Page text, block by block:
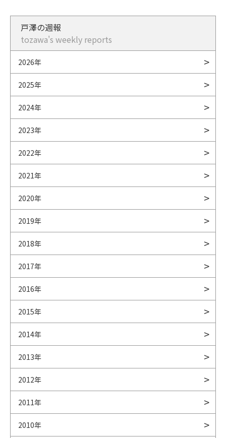
戸澤の週報
tozawa's weekly reports
2026年
2025年
2024年
2023年
2022年
2021年
2020年
2019年
2018年
2017年
2016年
2015年
2014年
2013年
2012年
2011年
2010年